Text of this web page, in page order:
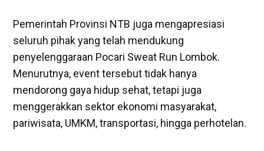
Pemerintah Provinsi NTB juga mengapresiasi
seluruh pihak yang telah mendukung
penyelenggaraan Pocari Sweat Run Lombok.
Menurutnya, event tersebut tidak hanya
mendorong gaya hidup sehat, tetapi juga
menggerakkan sektor ekonomi masyarakat,
pariwisata, UMKM, transportasi, hingga perhotelan.